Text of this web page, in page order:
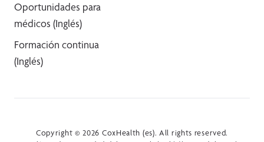
Oportunidades para
médicos (Inglés)
Formación continua
(Inglés)
Copyright © 2026 CoxHealth (es). All rights reserved.